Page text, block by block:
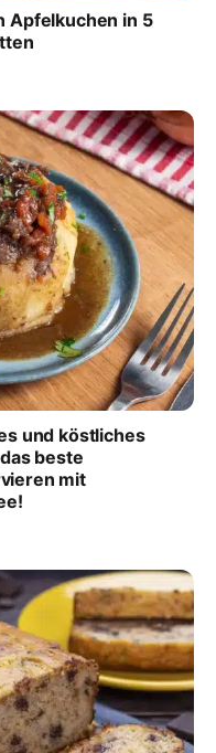
Apfelkuchen in 5
und köstliches
beste
mit